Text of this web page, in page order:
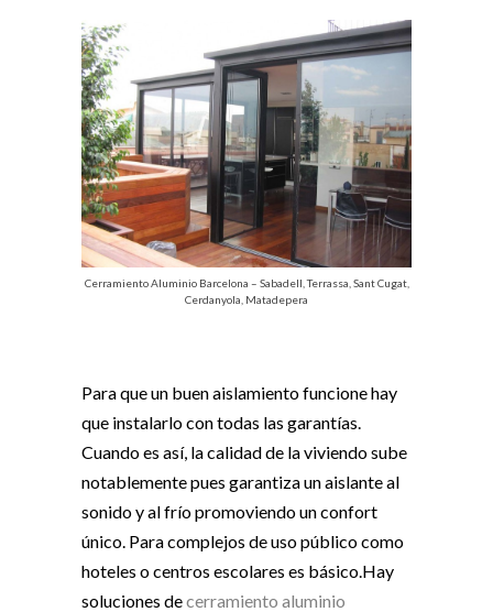
Cerramiento Aluminio Barcelona – Sabadell, Terrassa, Sant Cugat,
Cerdanyola, Matadepera
Para que un buen aislamiento funcione hay
que instalarlo con todas las garantías.
Cuando es así, la calidad de la viviendo sube
notablemente pues garantiza un aislante al
sonido y al frío promoviendo un confort
único. Para complejos de uso público como
hoteles o centros escolares es básico.Hay
soluciones decerramiento aluminio